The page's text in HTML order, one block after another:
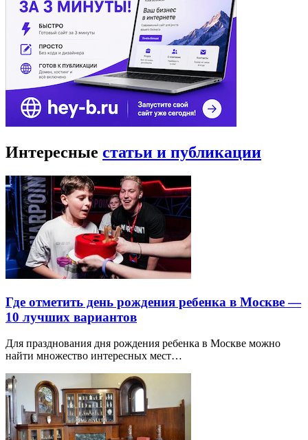
Интересные статьи и публикации
Где отметить день рождения ребенка в Москве —
10 лучших вариантов
Для празднования дня рождения ребенка в Москве можно
найти множество интересных мест…